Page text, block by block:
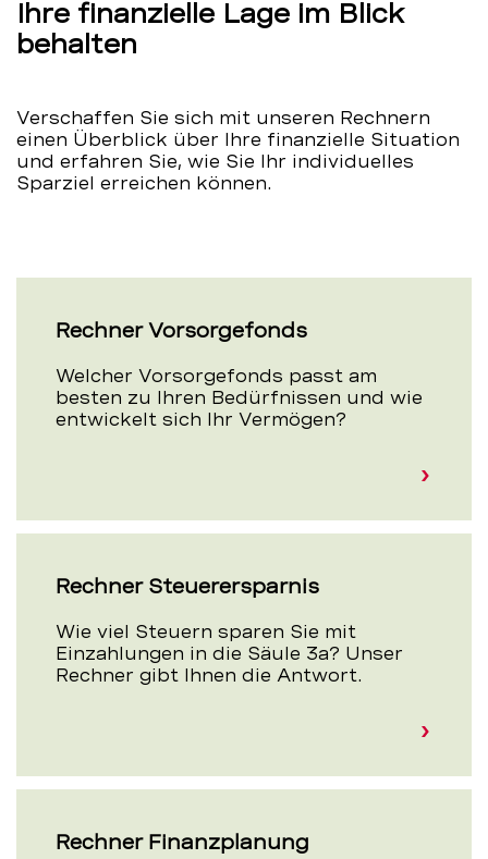
Ihre finanzielle Lage im Blick
behalten
Verschaffen Sie sich mit unseren Rechnern
einen Überblick über Ihre finanzielle Situation
und erfahren Sie, wie Sie Ihr individuelles
Sparziel erreichen können.
Rechner Vorsorgefonds
Welcher Vorsorgefonds passt am
besten zu Ihren Bedürfnissen und wie
entwickelt sich Ihr Vermögen?
Rechner Steuerersparnis
Wie viel Steuern sparen Sie mit
Einzahlungen in die Säule 3a? Unser
Rechner gibt Ihnen die Antwort.
Rechner Finanzplanung